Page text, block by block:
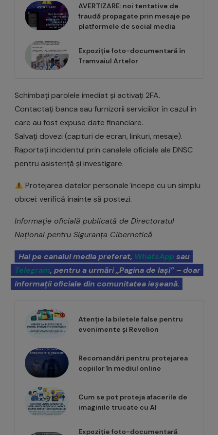
AVERTIZARE: noi tentative de
fraudă propagate prin mesaje pe
platformele de social media
Expoziție foto-documentară în
Tramvaiul Artelor
Schimbați parolele imediat și activați 2FA.
Contactați banca sau furnizorii serviciilor în cazul în
care au fost expuse date financiare.
Salvați dovezi (capturi de ecran, linkuri, mesaje).
Raportați incidentul prin canalele oficiale ale DNSC
pentru asistență și investigare.
Protejarea datelor personale începe cu un simplu
obicei: verifică înainte să postezi.
Informație oficială publicată de Directoratul
Național pentru Siguranța Cibernetică
Hai pe canalul media preferat, WhatsAppsau
Telegram, pentru a urmări „Pagina de Iași” – doar
informații oficiale din comunitatea ieșeană.
Atenție la biletele false pentru
evenimente și Revelion
Recomandări pentru protejarea
copiilor în mediul online
Cum se pot proteja afacerile de
imaginile trucate cu AI
Expoziție foto-documentară